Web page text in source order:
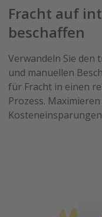
Fracht auf
beschaffen
Verwandeln Sie den
und manuellen
für Fracht in einen
Prozess.